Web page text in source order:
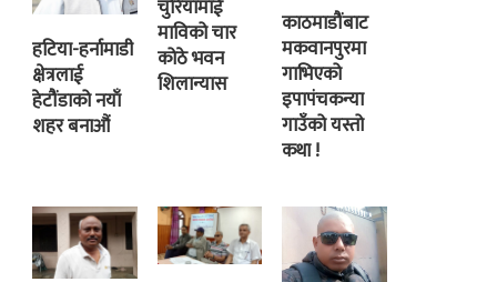
हटिया-हर्नामाडी
क्षेत्रलाई
हेटौंडाको नयाँ
शहर बनाऔं
चुरियामाई
माविको चार
कोठे भवन
शिलान्यास
काठमाडौंबाट
मकवानपुरमा
गाभिएको
इपापंचकन्या
गाउँको यस्तो
कथा !